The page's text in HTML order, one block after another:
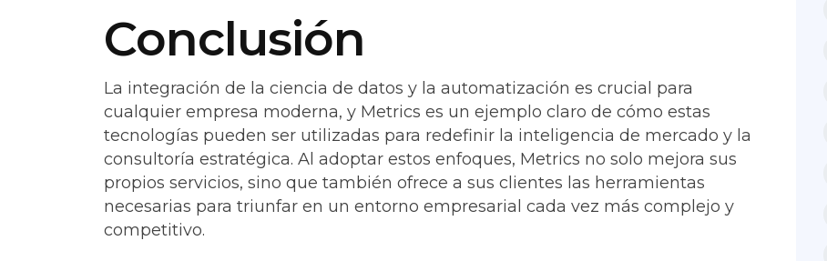
Conclusión
La integración de la ciencia de datos y la automatización es crucial para
cualquier empresa moderna, y Metrics es un ejemplo claro de cómo estas
tecnologías pueden ser utilizadas para redefinir la inteligencia de mercado y la
consultoría estratégica. Al adoptar estos enfoques, Metrics no solo mejora sus
propios servicios, sino que también ofrece a sus clientes las herramientas
necesarias para triunfar en un entorno empresarial cada vez más complejo y
competitivo.